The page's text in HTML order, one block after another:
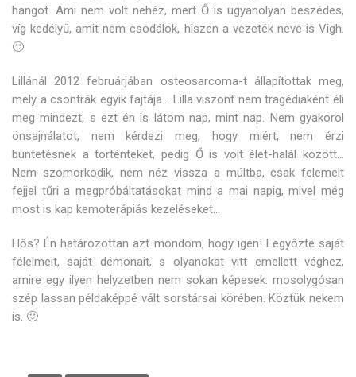
hangot. Ami nem volt nehéz, mert Ő is ugyanolyan beszédes,
víg kedélyű, amit nem csodálok, hiszen a vezeték neve is Vigh.
🙂
Lillánál 2012 februárjában osteosarcoma-t állapítottak meg,
mely a csontrák egyik fajtája… Lilla viszont nem tragédiaként éli
meg mindezt, s ezt én is látom nap, mint nap. Nem gyakorol
önsajnálatot, nem kérdezi meg, hogy miért, nem érzi
büntetésnek a történteket, pedig Ő is volt élet-halál között…
Nem szomorkodik, nem néz vissza a múltba, csak felemelt
fejjel tűri a megpróbáltatásokat mind a mai napig, mivel még
most is kap kemoterápiás kezeléseket…
Hős? Én határozottan azt mondom, hogy igen! Legyőzte saját
félelmeit, saját démonait, s olyanokat vitt emellett véghez,
amire egy ilyen helyzetben nem sokan képesek: mosolygósan
szép lassan példaképpé vált sorstársai körében. Köztük nekem
is. 🙂